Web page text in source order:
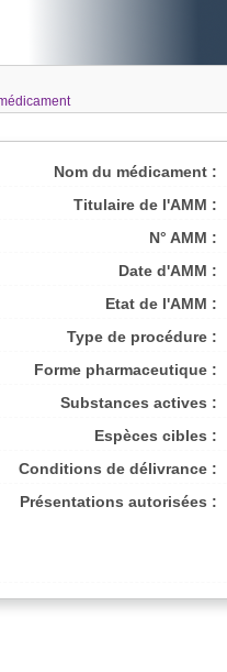
Nom du médicament :
Titulaire de l'AMM :
N° AMM :
Date d'AMM :
Etat de l'AMM :
Type de procédure :
Forme pharmaceutique :
Substances actives :
Espèces cibles :
Conditions de délivrance :
Présentations autorisées :